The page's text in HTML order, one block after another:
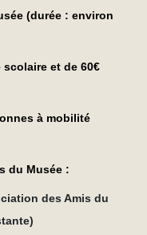
(durée : environ
et de 60€
à mobilité
du Musée :
des Amis du